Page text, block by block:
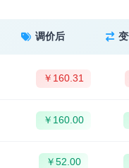
调价后
￥160.31
￥160.00
￥52.00